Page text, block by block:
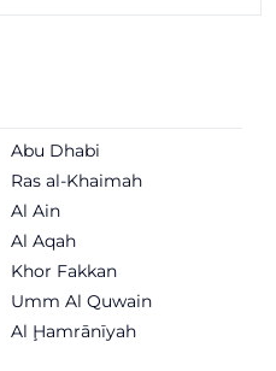
Abu Dhabi
Ras al-Khaimah
Al Ain
Al Aqah
Khor Fakkan
Umm Al Quwain
Al Ḩamrānīyah